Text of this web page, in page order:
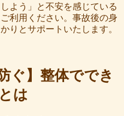
よう」と不安を感じている
利用ください。事故後の身
りとサポートいたします。
ぐ】整体ででき
は